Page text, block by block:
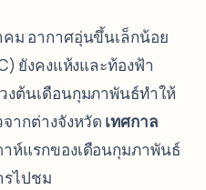
ม อากาศอุ่นขึ้นเล็กน้อย
ยังคงแห้งและท้องฟ้า
งต้นเดือนกุมภาพันธ์ทำให้
ากต่างจังหวัด เทศกาล
ห์แรกของเดือนกุมภาพันธ์
ไปชม